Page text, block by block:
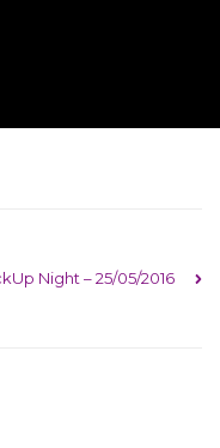
Night – 25/05/2016